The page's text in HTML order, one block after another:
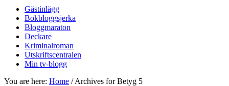
Gästinlägg
Bokbloggsjerka
Bloggmaraton
Deckare
Kriminalroman
Utskriftscentralen
Min tv-blogg
You are here: Home /Archives for Betyg 5